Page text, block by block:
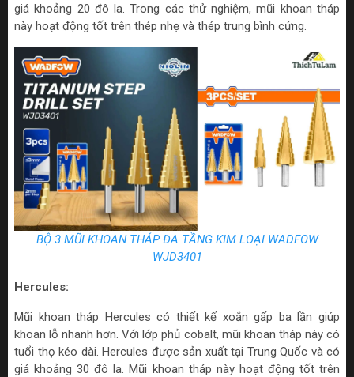
giá khoảng 20 đô la. Trong các thử nghiệm, mũi khoan tháp
này hoạt động tốt trên thép nhẹ và thép trung bình cứng.
BỘ 3 MŨI KHOAN THÁP ĐA TẦNG KIM LOẠI WADFOW
WJD3401
Hercules:
Mũi khoan tháp Hercules có thiết kế xoắn gấp ba lần giúp
khoan lỗ nhanh hơn. Với lớp phủ cobalt, mũi khoan tháp này có
tuổi thọ kéo dài. Hercules được sản xuất tại Trung Quốc và có
giá khoảng 30 đô la. Mũi khoan tháp này hoạt động tốt trên